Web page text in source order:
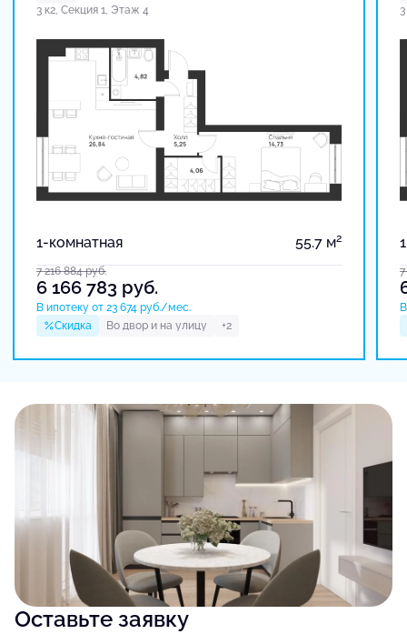
3 к2, Секция 1, Этаж 4
1-комнатная 55.7 м2
7 216 884руб.
6 166 783 руб.
В ипотеку от 23 674 руб./мес.
Скидка
Во двор и на улицу +2
Оставьте заявку